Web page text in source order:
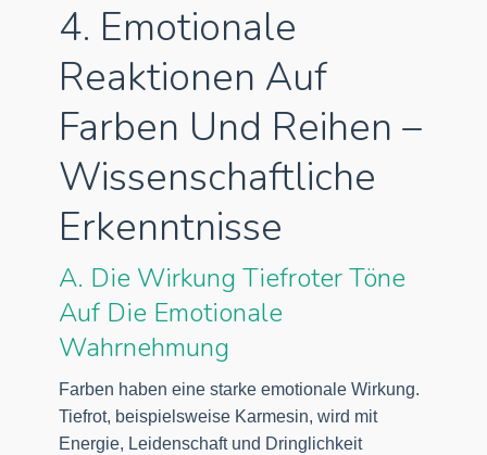
4. Emotionale
Reaktionen Auf
Farben Und Reihen –
Wissenschaftliche
Erkenntnisse
A. Die Wirkung Tiefroter Töne
Auf Die Emotionale
Wahrnehmung
Farben haben eine starke emotionale Wirkung.
Tiefrot, beispielsweise Karmesin, wird mit
Energie, Leidenschaft und Dringlichkeit